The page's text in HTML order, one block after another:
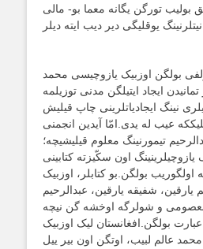
بولیب تورگن یگانه معما بو- مالی
بولگن اوزبیک یازوچیسی محمد
ایجاد ایتیلگن مدنی توزیلمه
نینگ ایجادیاتلرینی چاپ قیلیش
عیب له یدی.امّا آیدین انجمنی
تیمورنینگ معلوم قیلیشیچه؛
اون سکّیزته کتابینی
بولگن.بو کتابلر، اوزبیک
یارقین، شفیقه یارقین، عبدالرحیم
معصومی و شولرگه اوخشه گن نیچه
عبارت بولگن.افغانستان لیک اوزبیک
محمد عالم لبیب، اوتگن اون بیر ییل